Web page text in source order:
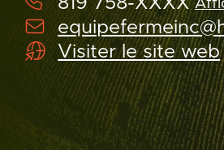
Visiter le site web